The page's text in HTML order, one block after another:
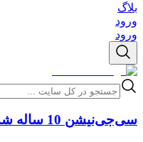
بلاگ
ورود
ورود
سی‌جی‌نیشن 10 ساله شد.